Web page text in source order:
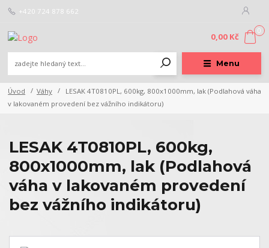
Menu
+420 724 878 662
0
0,00 Kč
Úvod Váhy
LESAK 4T0810PL, 600kg, 800x1000mm, lak (Podlahová váha
v lakovaném provedení bez vážního indikátoru)
LESAK 4T0810PL, 600kg,
800x1000mm, lak (Podlahová
váha v lakovaném provedení
bez vážního indikátoru)